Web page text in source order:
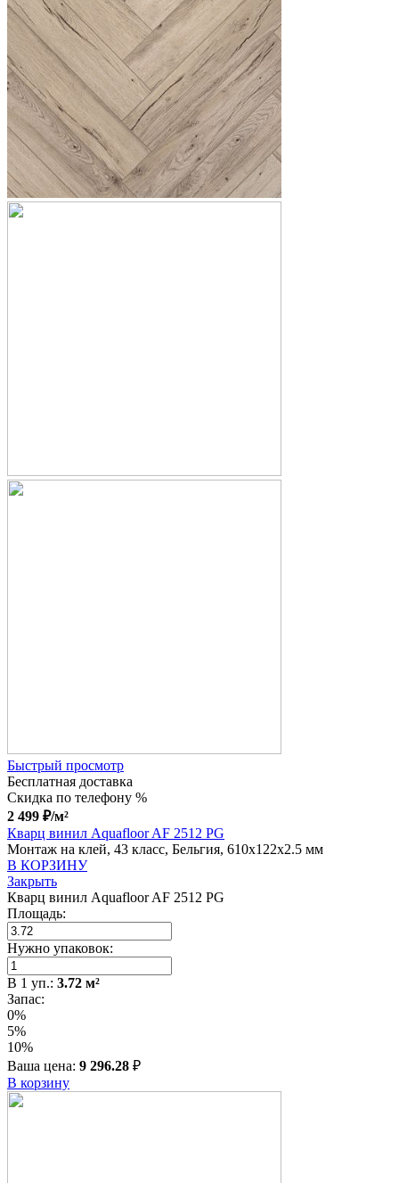
Быстрый просмотр
Бесплатная доставка
Скидка по телефону %
2 499 ₽/м²
Кварц винил Aquafloor AF 2512 PG
Монтаж на клей, 43 класс, Бельгия, 610x122x2.5 мм
В КОРЗИНУ
Закрыть
Кварц винил Aquafloor AF 2512 PG
Площадь:
Нужно упаковок:
В 1 уп.: 3.72 м²
Запас:
0%
5%
10%
Ваша цена: 9 296.28 ₽
В корзину